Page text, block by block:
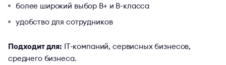
более широкий выбор B+ и B-класса
удобство для сотрудников
Подходит для: IT-компаний, сервисных бизнесов,
среднего бизнеса.